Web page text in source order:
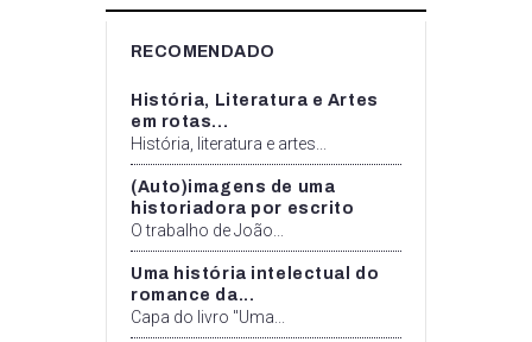
RECOMENDADO
História, Literatura e Artes
em rotas...
História, literatura e artes...
(Auto)imagens de uma
historiadora por escrito
O trabalho de João...
Uma história intelectual do
romance da...
Capa do livro "Uma...